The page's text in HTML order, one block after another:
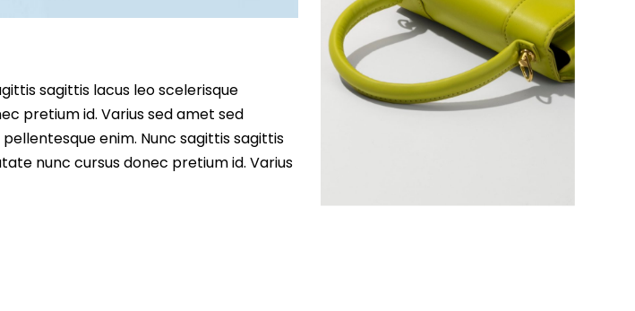
sagittis lacus leo scelerisque
pretium id. Varius sed amet sed
enim. Nunc sagittis sagittis
nunc cursus donec pretium id. Varius